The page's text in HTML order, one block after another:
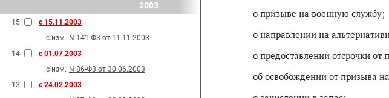
2003
15
с 15.11.2003
с изм. N 141-Ф3 от 11.11.2003
14
с 01.07.2003
с изм. N 86-Ф3 от 30.06.2003
13
с 24.02.2003
о призыве на военную службу;
о направлении на
о предоставлении отсрочки
об освобождении от призыва